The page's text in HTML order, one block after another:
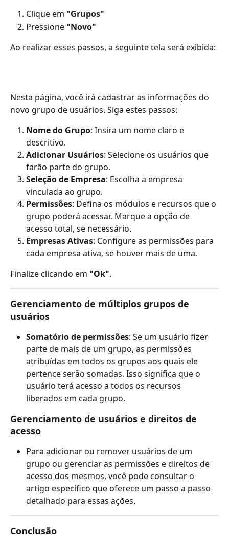
Clique em "Grupos"
Pressione "Novo"
Ao realizar esses passos, a seguinte tela será exibida:
Nesta página, você irá cadastrar as informações do
novo grupo de usuários. Siga estes passos:
Nome do Grupo: Insira um nome claro e
descritivo.
Adicionar Usuários: Selecione os usuários que
farão parte do grupo.
Seleção de Empresa: Escolha a empresa
vinculada ao grupo.
Permissões: Defina os módulos e recursos que o
grupo poderá acessar. Marque a opção de
acesso total, se necessário.
Empresas Ativas: Configure as permissões para
cada empresa ativa, se houver mais de uma.
Finalize clicando em "Ok".
Gerenciamento de múltiplos grupos de
usuários
Somatório de permissões: Se um usuário fizer
parte de mais de um grupo, as permissões
atribuídas em todos os grupos aos quais ele
pertence serão somadas. Isso significa que o
usuário terá acesso a todos os recursos
liberados em cada grupo.
Gerenciamento de usuários e direitos de
acesso
Para adicionar ou remover usuários de um
grupo ou gerenciar as permissões e direitos de
acesso dos mesmos, você pode consultar o
artigo específico que oferece um passo a passo
detalhado para essas ações.
Conclusão